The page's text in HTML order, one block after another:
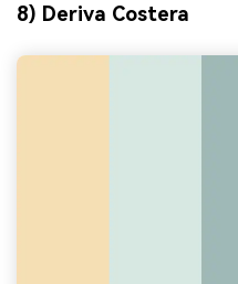
8) Deriva Costera